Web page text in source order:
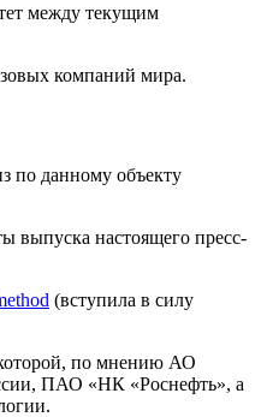
между текущим
компаний мира.
по данному объекту
выпуска настоящего пресс-
(вступила в силу
по мнению АО
ПАО «НК «Роснефть», а